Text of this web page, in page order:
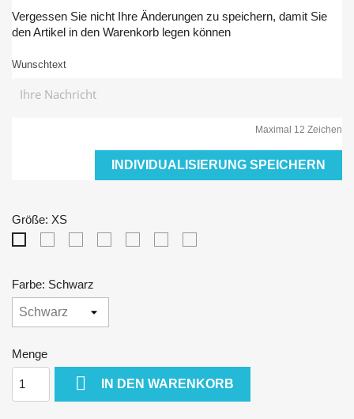
Vergessen Sie nicht Ihre Änderungen zu speichern, damit Sie
den Artikel in den Warenkorb legen können
Wunschtext
Maximal 12 Zeichen
INDIVIDUALISIERUNG SPEICHERN
Größe: XS
Farbe: Schwarz
Menge
 IN DEN WARENKORB